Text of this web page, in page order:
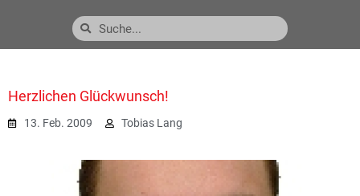
Herzlichen Glückwunsch!
13. Feb. 2009 Tobias Lang